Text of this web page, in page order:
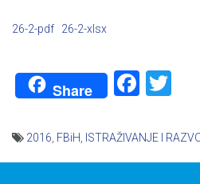
26-2-pdf 26-2-xlsx
Share
2016 FBiH ISTRAŽIVANJE I